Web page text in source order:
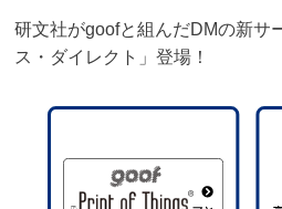
研文社がgoofと組んだDMの新サ
ス・ダイレクト」登場！